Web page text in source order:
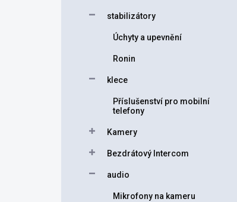
stabilizátory
Úchyty a upevnění
Ronin
klece
Příslušenství pro mobilní
telefony
Kamery
Bezdrátový Intercom
audio
Mikrofony na kameru